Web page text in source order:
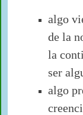
algo
de la
la
ser
algo